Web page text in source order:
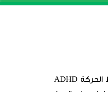
الجمعية الكويتية لاختلافات التعلم KALD هي منظمة إنسانية غير ربحية تعمل منذ 2007 من اجل مساعدة الطلبة ذوي اضطراب نقص الانتباه وفرط الحركة ADHD